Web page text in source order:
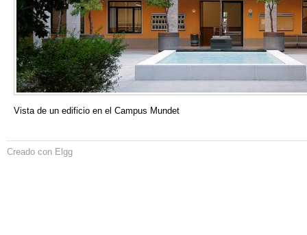
Vista de un edificio en el Campus Mundet
Creado con Elgg